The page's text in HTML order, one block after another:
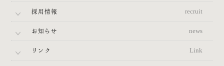
採用情報 recruit
お知らせ news
リンク Link